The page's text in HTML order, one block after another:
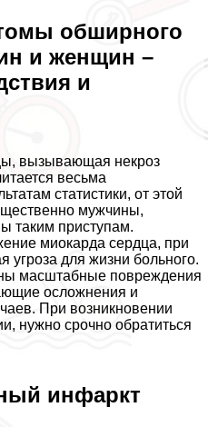
обширного
и женщин –
и
вызывающая некроз
весьма
статистики, от этой
мужчины,
таким приступам.
миокарда сердца, при
угроза для жизни больного.
масштабные повреждения
осложнения и
При возникновении
нужно срочно обратиться
инфаркт